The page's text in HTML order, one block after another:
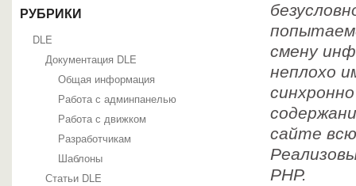
РУБРИКИ
DLE
Документация DLE
Общая информация
Работа с админпанелью
Работа с движком
Разработчикам
Шаблоны
Статьи DLE
смену
неплохо
сайте
PHP.